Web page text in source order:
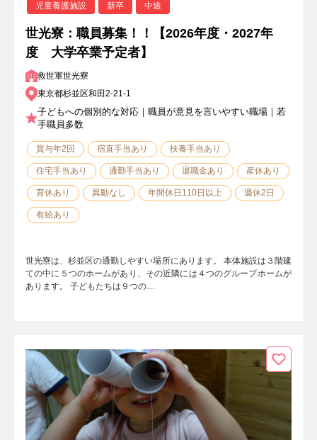
児童養護施設 新卒 中途
世光寮：職員募集！！【2026年度・2027年
度 大学卒業予定者】
救世軍世光寮
東京都杉並区和田2-21-1
子どもへの個別的な対応｜職員が意見を言いやすい職場｜若
手職員多数
賞与年2回 宿直手当あり 扶養手当あり
住宅手当あり 通勤手当あり 退職金あり 産休あり
育休あり 異動なし 年間休日110日以上 週休2日
有給あり
世光寮は、杉並区の通勤しやすい場所にあります。 本体施設は３階建
ての中に５つのホームがあり、その近隣には４つのグループホームが
あります。 子どもたちは９つの…